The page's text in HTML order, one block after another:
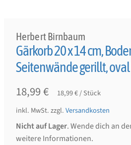
Herbert Birnbaum
Gärkorb 20 x 14 cm,
Seitenwände gerillt,
18,99€ 18,99€/Stück
inkl. MwSt.zzgl.Versandkosten
Nicht auf Lager. Wende dich an
weitere Informationen.